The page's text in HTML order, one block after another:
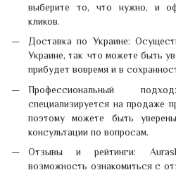
выберите то, что нужно, и
кликов.
Доставка по Украине:
Украине, так что можете быть
прибудет вовремя и в
Профессиональный
специализируется на продаже
поэтому можете быть
консультации по вопросам.
Отзывы и рейтинги:
возможность ознакомиться с